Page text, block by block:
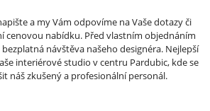
a my Vám odpovíme na Vaše dotazy či
cenovou nabídku. Před vlastním objednáním
návštěva našeho designéra. Nejlepší
interiérové studio v centru Pardubic, kde se
náš zkušený a profesionální personál.